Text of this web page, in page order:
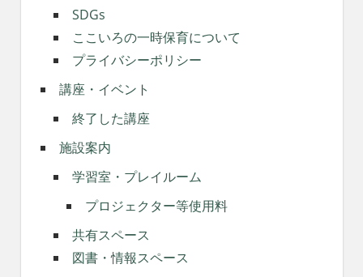
SDGs
ここいろの一時保育について
プライバシーポリシー
講座・イベント
終了した講座
施設案内
学習室・プレイルーム
プロジェクター等使用料
共有スペース
図書・情報スペース